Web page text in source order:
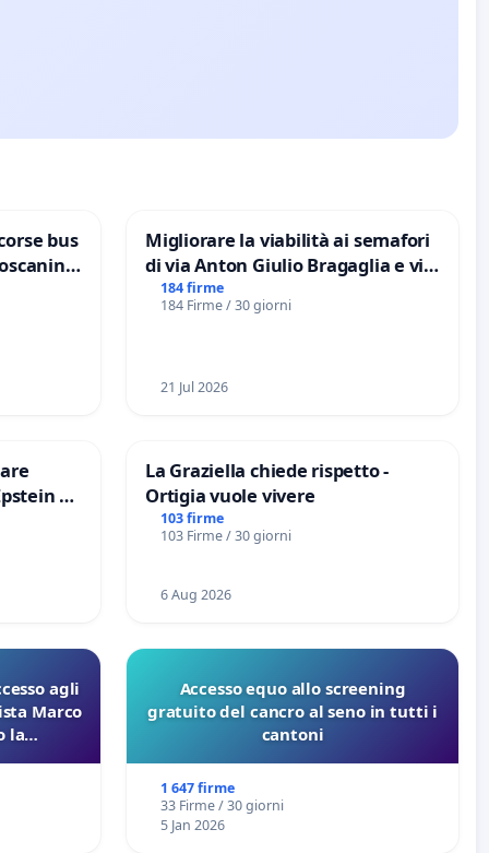
bus
Migliorare la viabilità ai semafori
di via Anton Giulio Bragaglia e via
Tieri XV MUNICIPIO DI ROMA
184 firme
184 Firme / 30 giorni
21 Jul 2026
e
La Graziella chiede rispetto -
Ortigia vuole vivere
103 firme
103 Firme / 30 giorni
6 Aug 2026
agli
Marco
la
Accesso equo allo screening
gratuito del cancro al seno in tutti i
cantoni
1 647 firme
33 Firme / 30 giorni
5 Jan 2026